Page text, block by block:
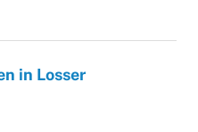
in Losser